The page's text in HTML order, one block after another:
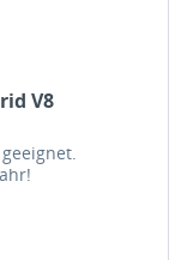
V8